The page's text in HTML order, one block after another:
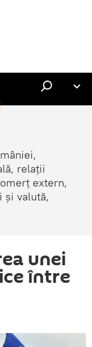
relații
extern,
și valută,
unei
între